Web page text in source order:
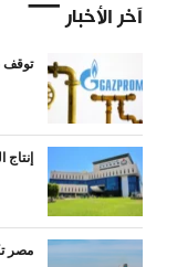
آخر الأخبار
توقف
إنتاج
مصر